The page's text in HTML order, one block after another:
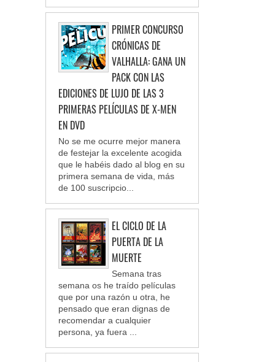
PRIMER CONCURSO
CRÓNICAS DE
VALHALLA: GANA UN
PACK CON LAS
EDICIONES DE LUJO DE LAS 3
PRIMERAS PELÍCULAS DE X-MEN
EN DVD
No se me ocurre mejor manera
de festejar la excelente acogida
que le habéis dado al blog en su
primera semana de vida, más
de 100 suscripcio...
EL CICLO DE LA
PUERTA DE LA
MUERTE
Semana tras
semana os he traído películas
que por una razón u otra, he
pensado que eran dignas de
recomendar a cualquier
persona, ya fuera ...